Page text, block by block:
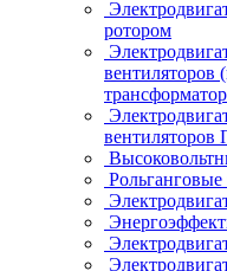
ротором
вентиляторов
Рольганговые